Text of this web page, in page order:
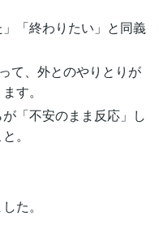
「終わりたい」と同義
て、外とのやりとりが
す。
「不安のまま反応」し
。
た。